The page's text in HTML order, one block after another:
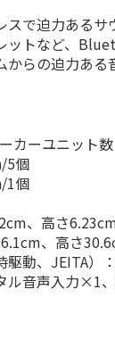
で迫力あるサ
ットなど、
らの迫力ある
カーユニット数
5個
1個
、高さ
、高さ
動、JEITA）
音声入力×1